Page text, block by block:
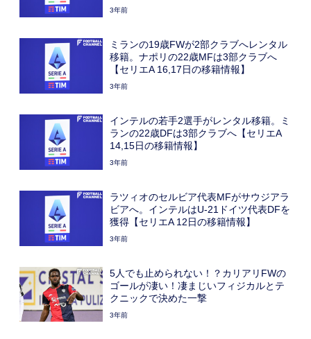
3年前
ミランの19歳FWが2部クラブへレンタル
移籍。ナポリの22歳MFは3部クラブへ
【セリエA 16,17日の移籍情報】
3年前
インテルの若手2選手がレンタル移籍。ミ
ランの22歳DFは3部クラブへ【セリエA
14,15日の移籍情報】
3年前
ラツィオのセルビア代表MFがサウジアラ
ビアへ。インテルはU-21ドイツ代表DFを
獲得【セリエA 12日の移籍情報】
3年前
5人でも止められない！？カリアリFWの
ゴールが凄い！凄まじいフィジカルとテ
クニックで決めた一撃
3年前